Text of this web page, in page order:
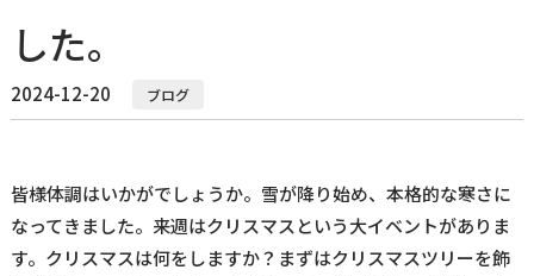
した。
2024-12-20 ブログ
皆様体調はいかがでしょうか。雪が降り始め、本格的な寒さに
なってきました。来週はクリスマスという大イベントがありま
す。クリスマスは何をしますか？まずはクリスマスツリーを飾